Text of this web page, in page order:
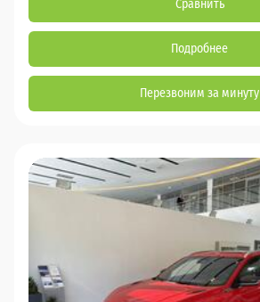
Сравнить
Подробнее
Перезвоним за минуту